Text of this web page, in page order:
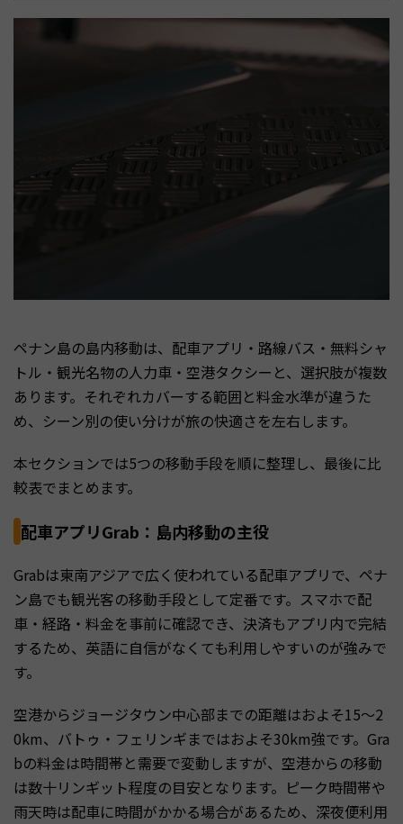
ペナン島の島内移動は、配車アプリ・路線バス・無料シャ
トル・観光名物の人力車・空港タクシーと、選択肢が複数
あります。それぞれカバーする範囲と料金水準が違うた
め、シーン別の使い分けが旅の快適さを左右します。
本セクションでは5つの移動手段を順に整理し、最後に比
較表でまとめます。
配車アプリGrab：島内移動の主役
Grabは東南アジアで広く使われている配車アプリで、ペナ
ン島でも観光客の移動手段として定番です。スマホで配
車・経路・料金を事前に確認でき、決済もアプリ内で完結
するため、英語に自信がなくても利用しやすいのが強みで
す。
空港からジョージタウン中心部までの距離はおよそ15〜2
0km、バトゥ・フェリンギまではおよそ30km強です。Gra
bの料金は時間帯と需要で変動しますが、空港からの移動
は数十リンギット程度の目安となります。ピーク時間帯や
雨天時は配車に時間がかかる場合があるため、深夜便利用